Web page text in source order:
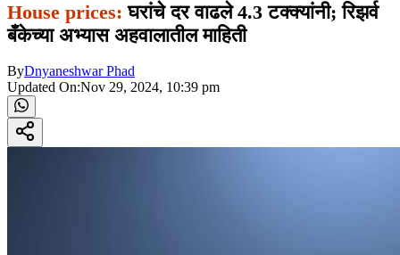
House prices: घरांचे दर वाढले 4.3 टक्क्यांनी; रिझर्व
बँकेच्या अभ्यास अहवालातील माहिती
ByDnyaneshwar Phad
Updated On:Nov 29, 2024, 10:39 pm